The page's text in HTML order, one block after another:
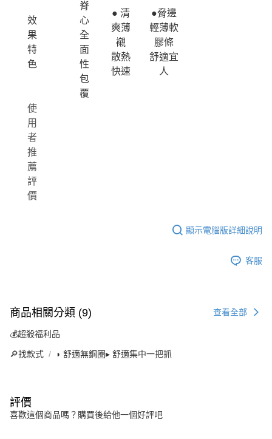
效
果
特
色
脊
心
全
面
性
包
覆
● 清
爽薄
襯
散熱
快速
●脅邊
輕薄軟
膠條
舒適宜
人
使
用
者
推
薦
評
價
顯示電腦版詳細說明
客服
商品相關分類 (9) 查看全部
💰超殺福利品
🔎找款式 ◗ 舒適無鋼圈▸ 舒適集中一把抓
評價
喜歡這個商品嗎？購買後給他一個好評吧